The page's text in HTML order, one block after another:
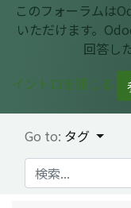
このフォーラムは
いただけます。
回答し
イントロを閉じる
Go to: タグ